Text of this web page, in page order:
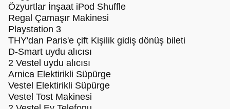
Özyurtlar İnşaat iPod Shuffle
Regal Çamaşır Makinesi
Playstation 3
THY'dan Paris'e çift Kişilik gidiş dönüş bileti
D-Smart uydu alıcısı
2 Vestel uydu alıcısı
Arnica Elektirikli Süpürge
Vestel Elektirikli Süpürge
Vestel Tost Makinesi